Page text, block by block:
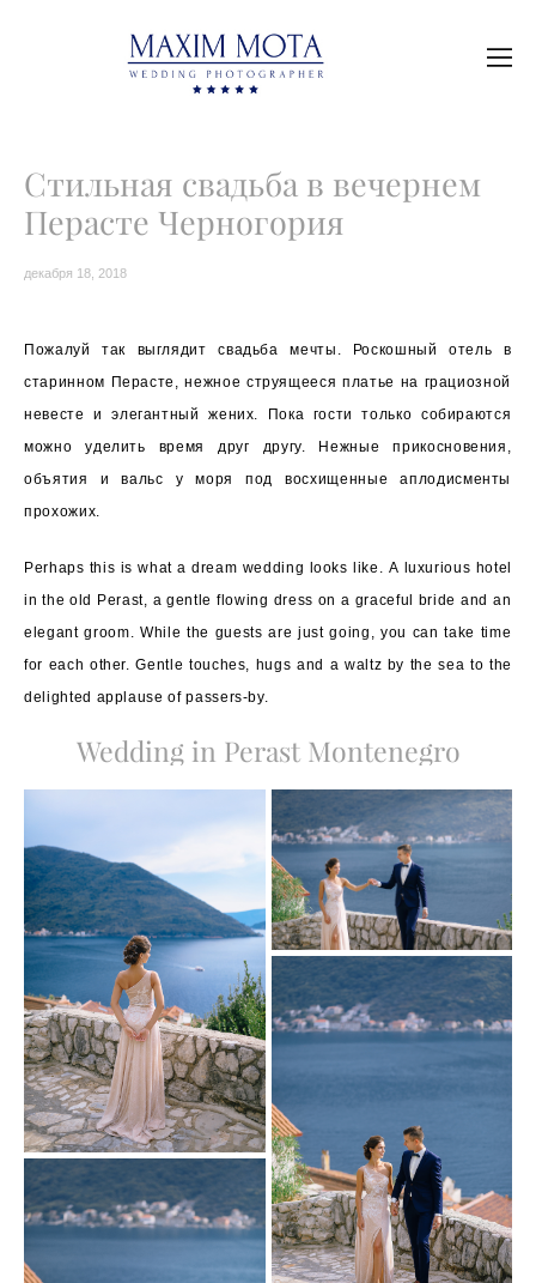
Стильная свадьба в вечернем
Перасте Черногория
декабря 18, 2018
Пожалуй так выглядит свадьба мечты. Роскошный отель в
старинном Перасте, нежное струящееся платье на грациозной
невесте и элегантный жених. Пока гости только собираются
можно уделить время друг другу. Нежные прикосновения,
объятия и вальс у моря под восхищенные аплодисменты
прохожих.
Perhaps this is what a dream wedding looks like. A luxurious hotel
in the old Perast, a gentle flowing dress on a graceful bride and an
elegant groom. While the guests are just going, you can take time
for each other. Gentle touches, hugs and a waltz by the sea to the
delighted applause of passers-by.
Wedding in Perast Montenegro